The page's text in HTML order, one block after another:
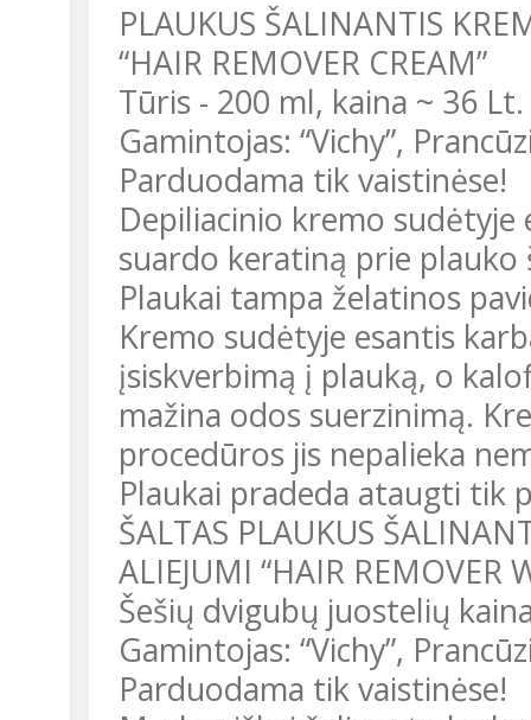
PLAUKUS ŠALINANTIS
“HAIR REMOVER CREAM”
Tūris - 200 ml, kaina ~ 36 Lt.
Gamintojas: “Vichy”,
Parduodama tik vaistinėse!
Depiliacinio kremo sudėtyje
suardo keratiną prie plauko
Plaukai tampa želatinos
Kremo sudėtyje esantis
įsiskverbimą į plauką, o
mažina odos suerzinimą.
procedūros jis nepalieka
Plaukai pradeda ataugti tik
ŠALTAS PLAUKUS
ALIEJUMI “HAIR REMOVER
Šešių dvigubų juostelių
Gamintojas: “Vichy”,
Parduodama tik vaistinėse!